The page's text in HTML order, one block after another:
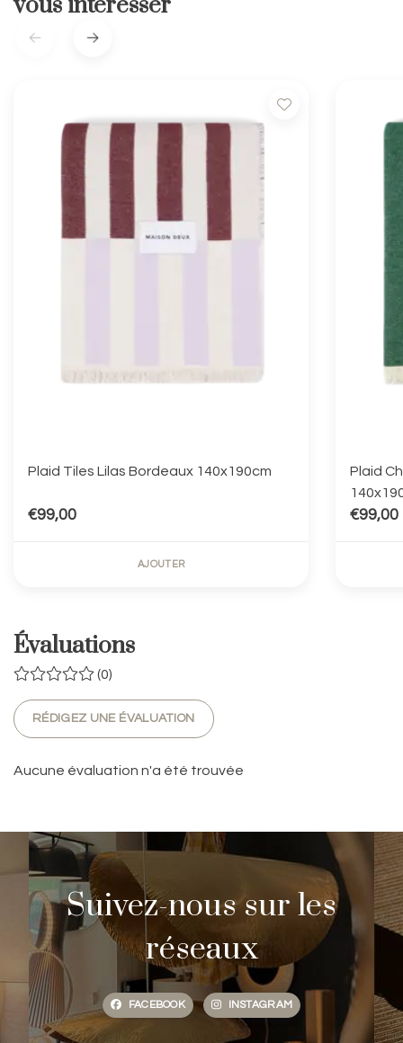
vous intéresser
Plaid Tiles Lilas Bordeaux 140x190cm
€99,00
AJOUTER
Plaid
€99,00
Évaluations
(0)
RÉDIGEZ UNE ÉVALUATION
Aucune évaluation n'a été trouvée
Suivez-nous sur les
réseaux
FACEBOOK INSTAGRAM